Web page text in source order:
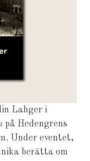
Lahger i
på Hedengrens
Under eventet,
berätta om